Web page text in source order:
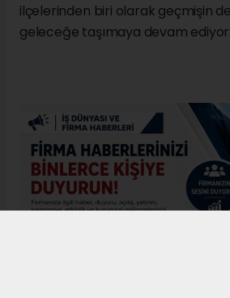
ilçelerinden biri olarak geçmişin
geleceğe taşımaya devam ediyor.